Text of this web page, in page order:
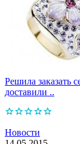
Решила заказать
доставили ..
Новости